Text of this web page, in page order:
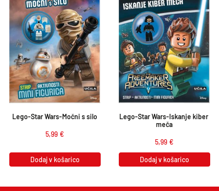
Lego-Star Wars-Močni s silo
5,99 €
Dodaj v košarico
Lego-Star Wars-Iskanje kiber
meča
5,99 €
Dodaj v košarico